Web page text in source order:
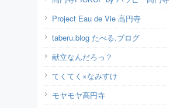
Project Eau de Vie 高円寺
taberu.blog たべる.ブログ
献立なんだろっ？
てくてく×なみすけ
モヤモヤ高円寺